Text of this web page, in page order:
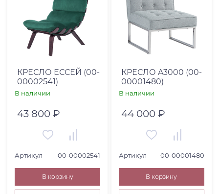
КРЕСЛО ЕССЕЙ (00-
00002541)
В наличии
43 800 ₽
Артикул 00-00002541
В корзину
КРЕСЛО A3000 (00-
00001480)
В наличии
44 000 ₽
Артикул 00-00001480
В корзину